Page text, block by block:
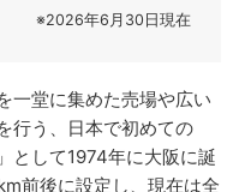
※2026年6月30日現在
一堂に集めた売場や広い
行う、日本で初めての
として1974年に大阪に誕
前後に設定し、現在は全